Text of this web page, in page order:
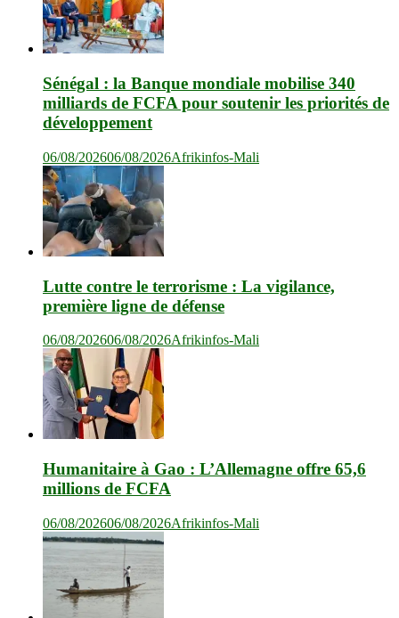
Sénégal : la Banque mondiale mobilise 340
milliards de FCFA pour soutenir les priorités de
développement
06/08/202606/08/2026Afrikinfos-Mali
Lutte contre le terrorisme : La vigilance,
première ligne de défense
06/08/202606/08/2026Afrikinfos-Mali
Humanitaire à Gao : L’Allemagne offre 65,6
millions de FCFA
06/08/202606/08/2026Afrikinfos-Mali